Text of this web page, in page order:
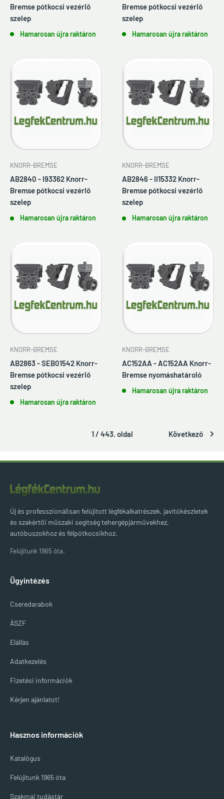
Bremse pótkocsi vezérlő
szelep
Hamarosan újra raktáron
Bremse pótkocsi vezérlő
szelep
Hamarosan újra raktáron
KNORR-BREMSE
AB2840 - I93362 Knorr-
Bremse pótkocsi vezérlő
szelep
Hamarosan újra raktáron
KNORR-BREMSE
AB2846 - II15332 Knorr-
Bremse pótkocsi vezérlő
szelep
Hamarosan újra raktáron
KNORR-BREMSE
AB2863 - SEB01542 Knorr-
Bremse pótkocsi vezérlő
szelep
Hamarosan újra raktáron
KNORR-BREMSE
AC152AA - AC152AA Knorr-
Bremse nyomáshatároló
Hamarosan újra raktáron
1 / 443. oldal Következő
Új és professzionálisan felújított légfékalkatrészek, javítókészletek
és szakértői műszaki segítség tehergépjárművekhez,
autóbuszokhoz és félpótkocsikhoz.
Felújítunk 1965 óta.
Ügyintézés
Cseredarabok
ÁSZF
Elállás
Adatkezelés
Fizetési információk
Kérjen ajánlatot!
Hasznos információk
Katalógus
Felújítunk 1965 óta
Szakmai tudástár